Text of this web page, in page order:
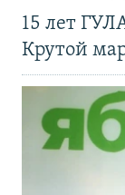
15 лет
Крутой